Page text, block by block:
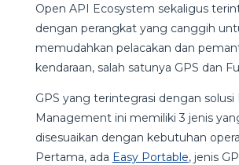
Open API Ecosystem sekaligus
dengan perangkat yang canggih
memudahkan pelacakan dan
kendaraan, salah satunya GPS dan
GPS yang terintegrasi dengan solusi
Management ini memiliki 3 jenis
disesuaikan dengan kebutuhan
Pertama, ada Easy Portable, jenis